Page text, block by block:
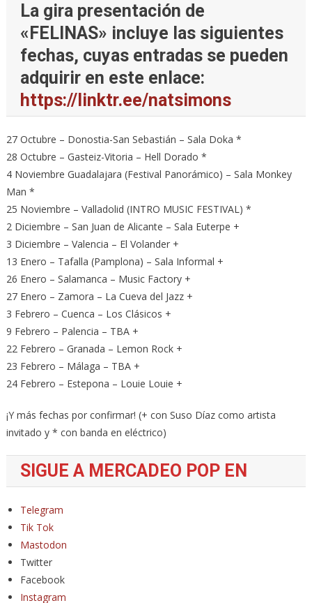
La gira presentación de
«FELINAS» incluye las siguientes
fechas, cuyas entradas se pueden
adquirir en este enlace:
https://linktr.ee/natsimons
27 Octubre – Donostia-San Sebastián – Sala Doka *
28 Octubre – Gasteiz-Vitoria – Hell Dorado *
4 Noviembre Guadalajara (Festival Panorámico) – Sala Monkey
Man *
25 Noviembre – Valladolid (INTRO MUSIC FESTIVAL) *
2 Diciembre – San Juan de Alicante – Sala Euterpe +
3 Diciembre – Valencia – El Volander +
13 Enero – Tafalla (Pamplona) – Sala Informal +
26 Enero – Salamanca – Music Factory +
27 Enero – Zamora – La Cueva del Jazz +
3 Febrero – Cuenca – Los Clásicos +
9 Febrero – Palencia – TBA +
22 Febrero – Granada – Lemon Rock +
23 Febrero – Málaga – TBA +
24 Febrero – Estepona – Louie Louie +
¡Y más fechas por confirmar! (+ con Suso Díaz como artista
invitado y * con banda en eléctrico)
SIGUE A MERCADEO POP EN
Telegram
Tik Tok
Mastodon
Twitter
Facebook
Instagram